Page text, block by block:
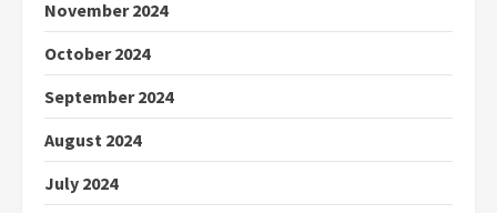
November 2024
October 2024
September 2024
August 2024
July 2024